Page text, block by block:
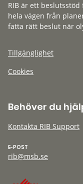
RIB är ett
hela vägen från
fatta rätt beslut när
Tillgänglighet
Cookies
Behöver du
Kontakta RIB Support
E-POST
rib@msb.se